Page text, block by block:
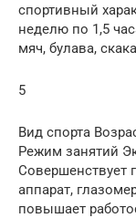
спортивный
неделю по 1,5
мяч, булава,
5
Вид спорта
Режим занятий
Совершенствует
аппарат,
повышает